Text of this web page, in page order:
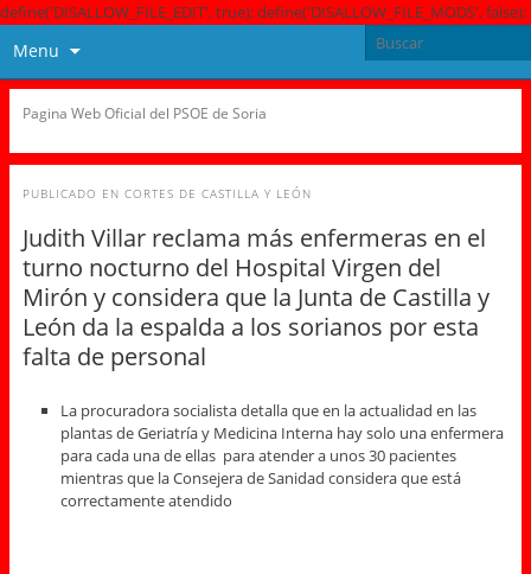
define('DISALLOW_FILE_EDIT', true); define('DISALLOW_FILE_MODS', false);
Menu
Pagina Web Oficial del PSOE de Soria
PUBLICADO EN CORTES DE CASTILLA Y LEÓN
Judith Villar reclama más enfermeras en el
turno nocturno del Hospital Virgen del
Mirón y considera que la Junta de Castilla y
León da la espalda a los sorianos por esta
falta de personal
La procuradora socialista detalla que en la actualidad en las
plantas de Geriatría y Medicina Interna hay solo una enfermera
para cada una de ellas para atender a unos 30 pacientes
mientras que la Consejera de Sanidad considera que está
correctamente atendido